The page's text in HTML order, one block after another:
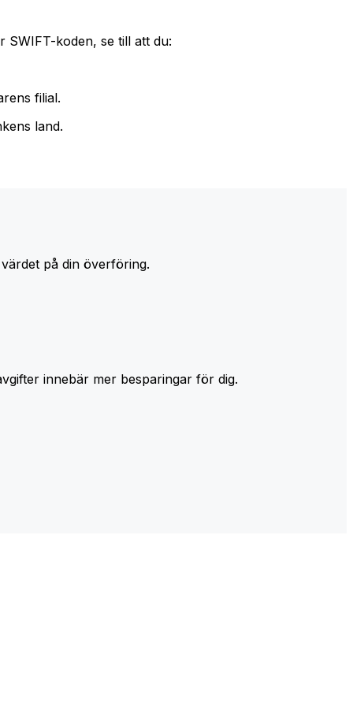
koden, se till att du:
filial.
land.
på din överföring.
innebär mer besparingar för dig.